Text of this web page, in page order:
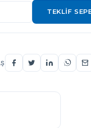
TEKLIF